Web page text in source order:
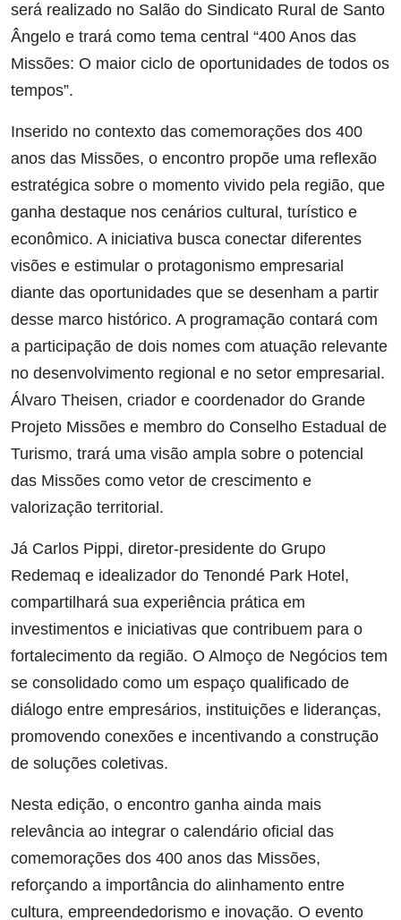
será realizado no Salão do Sindicato Rural de Santo
Ângelo e trará como tema central “400 Anos das
Missões: O maior ciclo de oportunidades de todos os
tempos”.
Inserido no contexto das comemorações dos 400
anos das Missões, o encontro propõe uma reflexão
estratégica sobre o momento vivido pela região, que
ganha destaque nos cenários cultural, turístico e
econômico. A iniciativa busca conectar diferentes
visões e estimular o protagonismo empresarial
diante das oportunidades que se desenham a partir
desse marco histórico. A programação contará com
a participação de dois nomes com atuação relevante
no desenvolvimento regional e no setor empresarial.
Álvaro Theisen, criador e coordenador do Grande
Projeto Missões e membro do Conselho Estadual de
Turismo, trará uma visão ampla sobre o potencial
das Missões como vetor de crescimento e
valorização territorial.
Já Carlos Pippi, diretor-presidente do Grupo
Redemaq e idealizador do Tenondé Park Hotel,
compartilhará sua experiência prática em
investimentos e iniciativas que contribuem para o
fortalecimento da região. O Almoço de Negócios tem
se consolidado como um espaço qualificado de
diálogo entre empresários, instituições e lideranças,
promovendo conexões e incentivando a construção
de soluções coletivas.
Nesta edição, o encontro ganha ainda mais
relevância ao integrar o calendário oficial das
comemorações dos 400 anos das Missões,
reforçando a importância do alinhamento entre
cultura, empreendedorismo e inovação. O evento